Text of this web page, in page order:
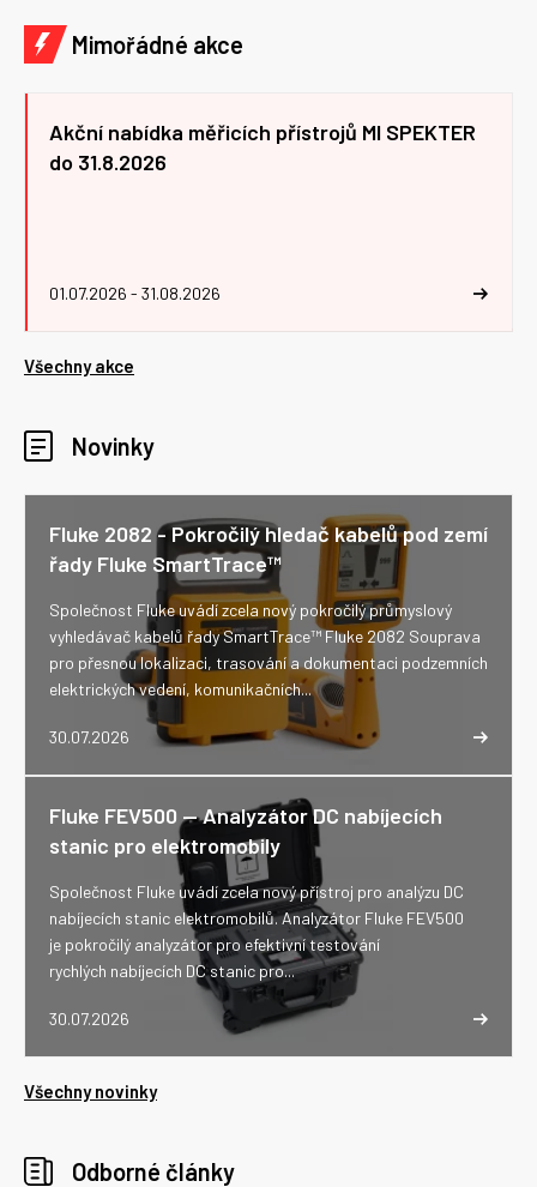
Mimořádné akce
Akční nabídka měřicích přístrojů MI SPEKTER
do 31.8.2026
01.07.2026 - 31.08.2026
Všechny akce
Novinky
Fluke 2082 - Pokročilý hledač kabelů pod zemí
řady Fluke SmartTrace™
30.07.2026
Společnost Fluke uvádí zcela nový pokročilý průmyslový
vyhledávač kabelů řady SmartTrace™ Fluke 2082 Souprava
pro přesnou lokalizaci, trasování a dokumentaci podzemních
elektrických vedení, komunikačních...
Fluke FEV500 -- Analyzátor DC nabíjecích
stanic pro elektromobily
30.07.2026
Společnost Fluke uvádí zcela nový přístroj pro analýzu DC
nabíjecích stanic elektromobilů. Analyzátor Fluke FEV500
je pokročilý analyzátor pro efektivní testování
rychlých nabíjecích DC stanic pro...
Všechny novinky
Odborné články